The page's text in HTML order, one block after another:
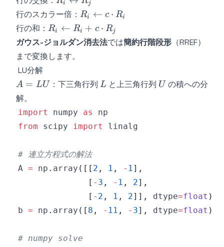
\leftrightarrow
i j
行のスカラー倍： R_i
\leftarrow
c \cdot
R_i
Ri ← c ⋅ Ri
行の和： R_i
\leftarrow
R_i + c
\cdot R_j
Ri ← Ri + c ⋅ Rj
ガウス-ジョルダン消去法では簡約行階段形 （RREF）
まで変換します。
LU分解
A
=
LU
A = LU：下三角行列 L
Lと上三角行列 U
Uの積への分
解。
import numpy as
from scipy import
# 連立方程式の解法
A = np . array ( [ [ 2 , 1 , - 1] ,
[ - 3 , - 1 , 2] ,
[ - 2 , 1 , 2] ] , dtype=float )
b = np . array ( [ 8 , - 11 , - 3] , dtype=float )
# numpy solve